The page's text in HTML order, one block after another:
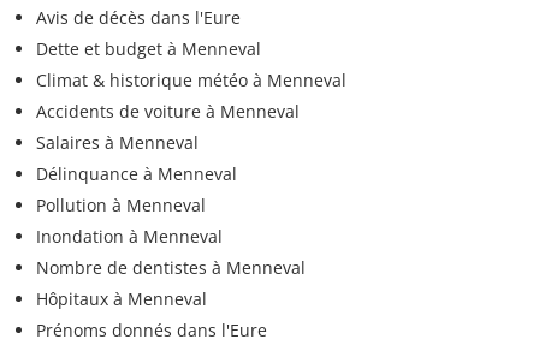
Avis de décès dans l'Eure
Dette et budget à Menneval
Climat & historique météo à Menneval
Accidents de voiture à Menneval
Salaires à Menneval
Délinquance à Menneval
Pollution à Menneval
Inondation à Menneval
Nombre de dentistes à Menneval
Hôpitaux à Menneval
Prénoms donnés dans l'Eure